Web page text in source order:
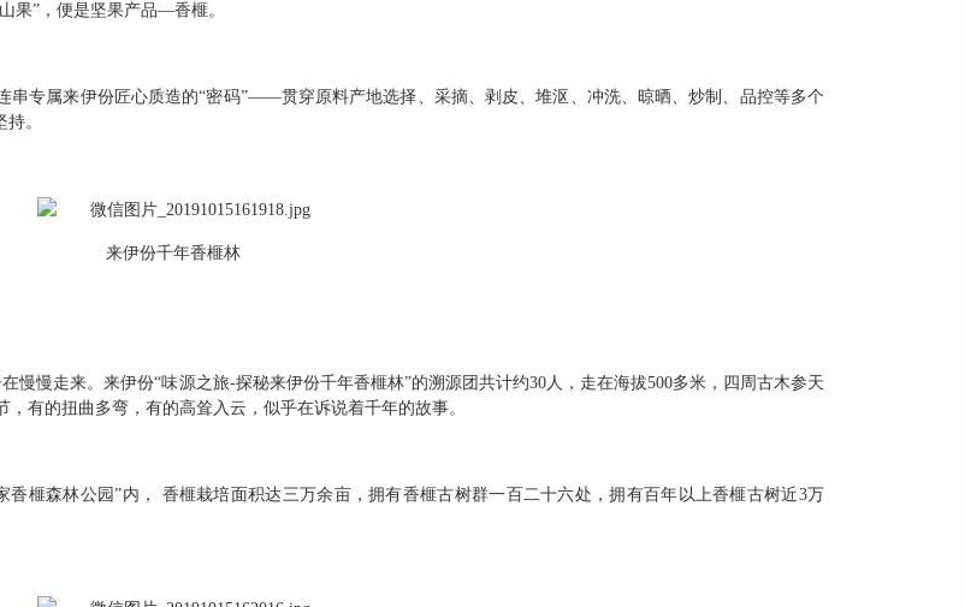
果”，便是坚果产品—香榧。
串专属来伊份匠心质造的“密码”——贯穿原料产地选择、采摘、剥皮、堆沤、冲洗、晾晒、炒制、品控等多个
。
来伊份千年香榧林
慢慢走来。来伊份“味源之旅-探秘来伊份千年香榧林”的溯源团共计约30人，走在海拔500多米，四周古木参天
，有的扭曲多弯，有的高耸入云，似乎在诉说着千年的故事。
榧森林公园”内， 香榧栽培面积达三万余亩，拥有香榧古树群一百二十六处，拥有百年以上香榧古树近3万